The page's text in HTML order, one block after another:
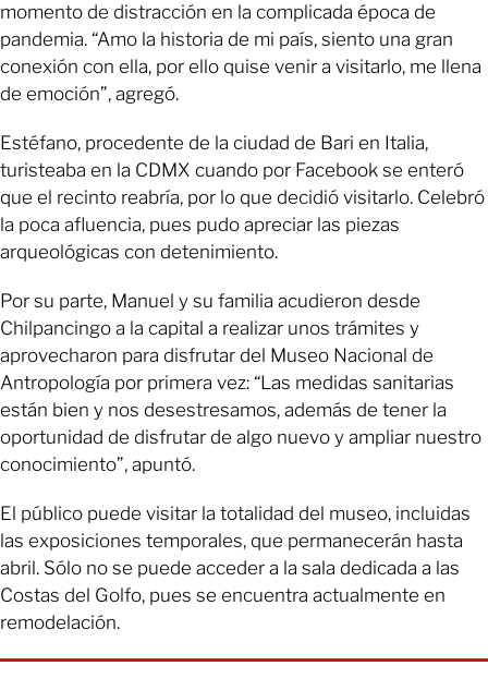
momento de distracción en la complicada época de
pandemia. “Amo la historia de mi país, siento una gran
conexión con ella, por ello quise venir a visitarlo, me llena
de emoción”, agregó.
Estéfano, procedente de la ciudad de Bari en Italia,
turisteaba en la CDMX cuando por Facebook se enteró
que el recinto reabría, por lo que decidió visitarlo. Celebró
la poca afluencia, pues pudo apreciar las piezas
arqueológicas con detenimiento.
Por su parte, Manuel y su familia acudieron desde
Chilpancingo a la capital a realizar unos trámites y
aprovecharon para disfrutar del Museo Nacional de
Antropología por primera vez: “Las medidas sanitarias
están bien y nos desestresamos, además de tener la
oportunidad de disfrutar de algo nuevo y ampliar nuestro
conocimiento”, apuntó.
El público puede visitar la totalidad del museo, incluidas
las exposiciones temporales, que permanecerán hasta
abril. Sólo no se puede acceder a la sala dedicada a las
Costas del Golfo, pues se encuentra actualmente en
remodelación.